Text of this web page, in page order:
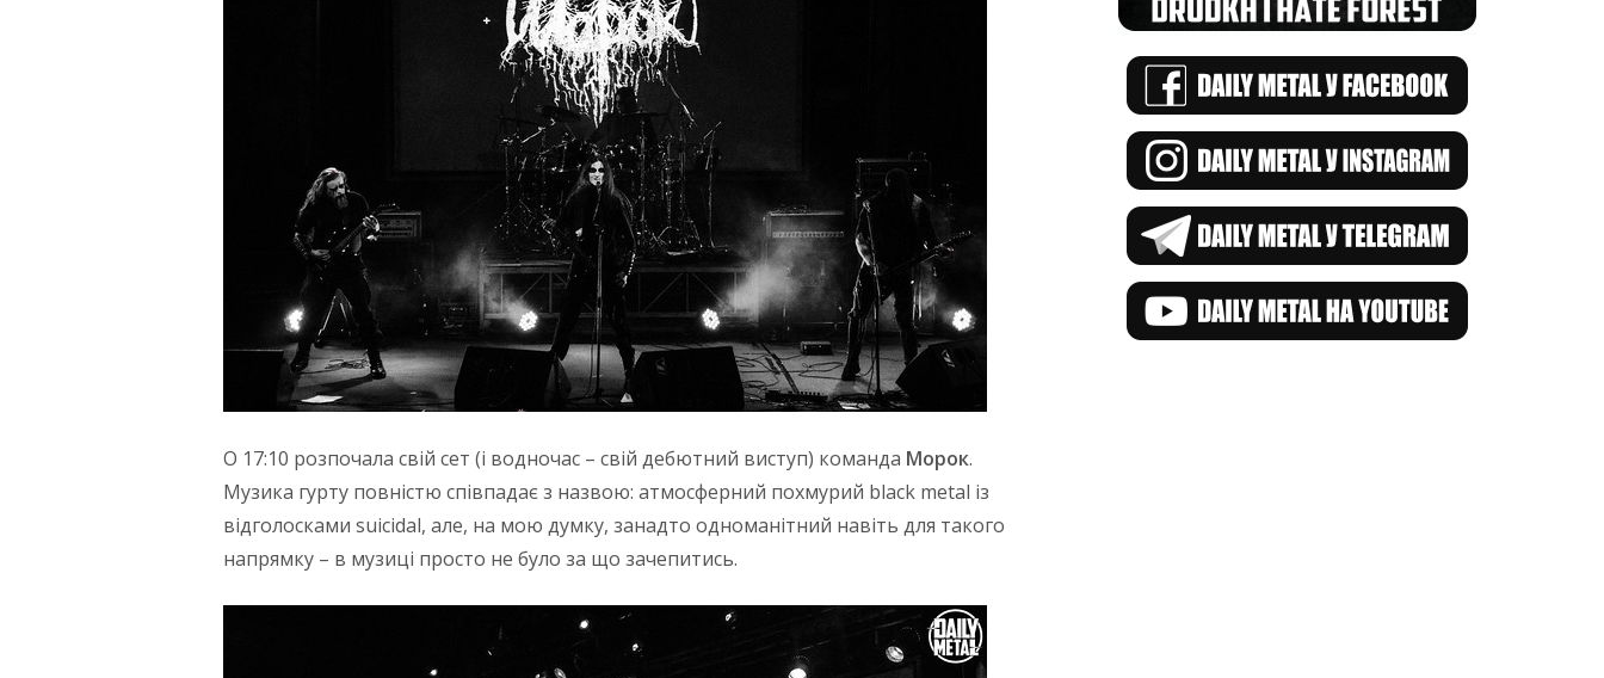
О 17:10 розпочала свій сет (і водночас – свій дебютний виступ) команда Морок.
Музика гурту повністю співпадає з назвою: атмосферний похмурий black metal із
відголосками suicidal, але, на мою думку, занадто одноманітний навіть для такого
напрямку – в музиці просто не було за що зачепитись.